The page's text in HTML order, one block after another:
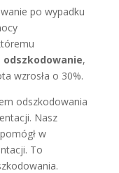
po wypadku
odszkodowanie,
wzrosła o 30%.
odszkodowania
Nasz
w
To